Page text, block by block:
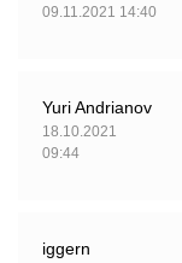
09.11.2021 14:40
Yuri Andrianov
18.10.2021
09:44
iggern